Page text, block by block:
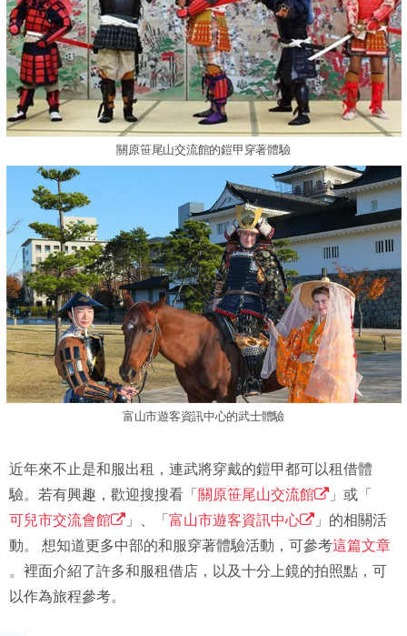
關原笹尾山交流館的鎧甲穿著體驗
富山市遊客資訊中心的武士體驗
近年來不止是和服出租，連武將穿戴的鎧甲都可以租借體
驗。若有興趣，歡迎搜搜看「 關原笹尾山交流館
」或「
可兒市交流會館
」、「 富山市遊客資訊中心
」的相關活
動。 想知道更多中部的和服穿著體驗活動，可參考這篇文章
。裡面介紹了許多和服租借店，以及十分上鏡的拍照點，可
以作為旅程參考。